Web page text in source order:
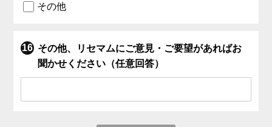
その他
その他、リセマムにご意見・ご要望があればお
聞かせください（任意回答）